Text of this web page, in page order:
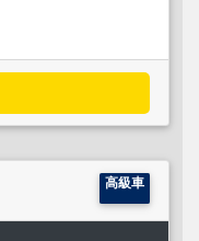
高級車